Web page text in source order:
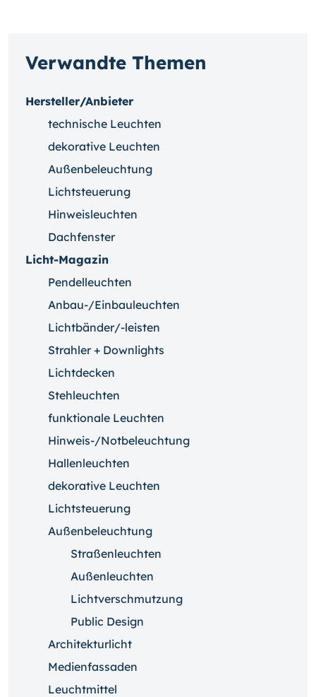
Verwandte Themen
Hersteller/Anbieter
technische Leuchten
dekorative Leuchten
Außenbeleuchtung
Lichtsteuerung
Hinweisleuchten
Dachfenster
Licht-Magazin
Pendelleuchten
Anbau-/Einbauleuchten
Lichtbänder/-leisten
Strahler + Downlights
Lichtdecken
Stehleuchten
funktionale Leuchten
Hinweis-/Notbeleuchtung
Hallenleuchten
dekorative Leuchten
Lichtsteuerung
Außenbeleuchtung
Straßenleuchten
Außenleuchten
Lichtverschmutzung
Public Design
Architekturlicht
Medienfassaden
Leuchtmittel